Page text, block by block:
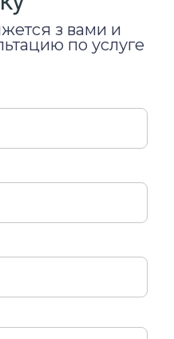
з вами и
по услуге